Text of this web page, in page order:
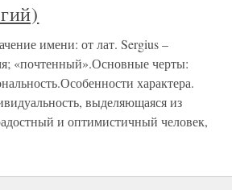
имени: от лат. Sergius –
«почтенный».Основные черты:
характера.
выделяющаяся из
и оптимистичный человек,